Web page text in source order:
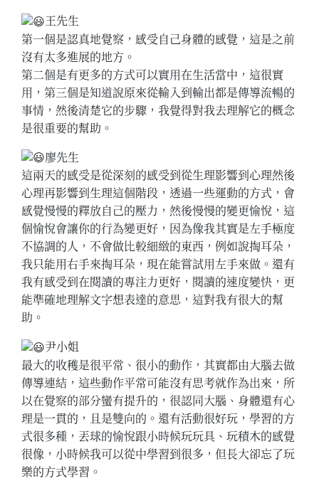
王先生
第一個是認真地覺察，感受自己身體的感覺，這是之前
沒有太多進展的地方。
第二個是有更多的方式可以實用在生活當中，這很實
用，第三個是知道說原來從輸入到輸出都是傳導流暢的
事情，然後清楚它的步驟，我覺得對我去理解它的概念
是很重要的幫助。
廖先生
這兩天的感受是從深刻的感受到從生理影響到心理然後
心理再影響到生理這個階段，透過一些運動的方式，會
感覺慢慢的釋放自己的壓力，然後慢慢的變更愉悅，這
個愉悅會讓你的行為變更好，因為像我其實是左手極度
不協調的人，不會做比較細緻的東西，例如說掏耳朵，
我只能用右手來掏耳朵，現在能嘗試用左手來做。還有
我有感受到在閱讀的專注力更好，閱讀的速度變快，更
能準確地理解文字想表達的意思，這對我有很大的幫
助。
尹小姐
最大的收穫是很平常、很小的動作，其實都由大腦去做
傳導連結，這些動作平常可能沒有思考就作為出來，所
以在覺察的部分蠻有提升的，很認同大腦、身體還有心
理是一貫的，且是雙向的。還有活動很好玩，學習的方
式很多種，丟球的愉悅跟小時候玩玩具、玩積木的感覺
很像，小時候我可以從中學習到很多，但長大卻忘了玩
樂的方式學習。